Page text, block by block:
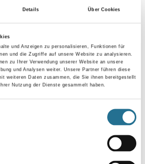
Details Über Cookies
und Anzeigen zu personalisieren, Funktionen für
und die Zugriffe auf unsere Website zu analysieren.
zu Ihrer Verwendung unserer Website an unsere
und Analysen weiter. Unsere Partner führen diese
weiteren Daten zusammen, die Sie ihnen bereitgestellt
Nutzung der Dienste gesammelt haben.